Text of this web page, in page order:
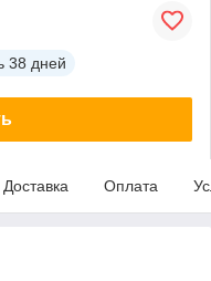
38 дней
Доставка Оплата